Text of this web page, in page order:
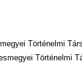
Történelmi
Történelmi